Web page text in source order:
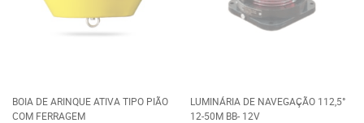
BOIA DE ARINQUE ATIVA TIPO PIÃO
COM FERRAGEM
LUMINÁRIA DE NAVEGAÇÃO 112,5°
12-50M BB- 12V